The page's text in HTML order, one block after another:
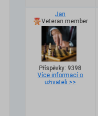
Jan
Veteran member
Příspěvky: 9398
Více informací o
uživateli >>